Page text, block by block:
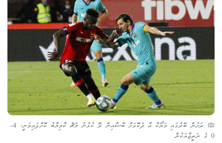
ރަށުން ބޭރުގައި މަޔޯކާ އާ ދެކޮޅަށް ބާސާއިން ރޭ ކުޅުނު މެޗް ކާމިޔާބު ކޮށްފައިވަނީ، 4-
0 ގެ ނަތީޖާއަކުން